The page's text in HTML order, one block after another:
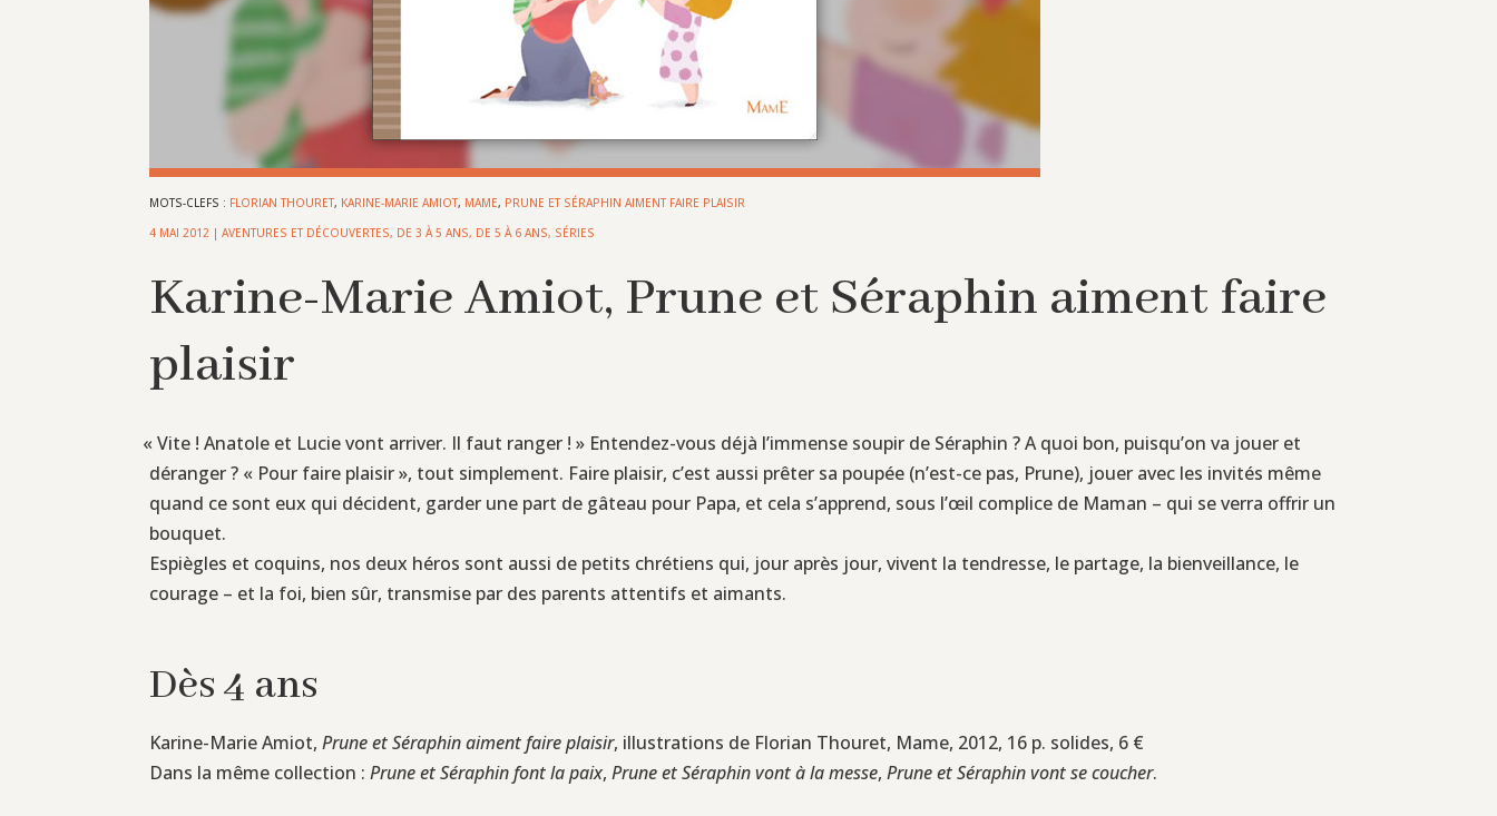
MOTS-CLEFS : FLORIAN THOURET, KARINE-MARIE AMIOT, MAME, PRUNE ET SÉRAPHIN AIMENT FAIRE PLAISIR
4 MAI 2012 |AVENTURES ET DÉCOUVERTES, DE 3 À 5 ANS, DE 5 À 6 ANS, SÉRIES
Karine-Marie Amiot, Prune et Séraphin aiment faire
plaisir
« Vite ! Anatole et Lucie vont arriver. Il faut ranger ! » Entendez-vous déjà l’immense soupir de Séraphin ? A quoi bon, puisqu’on va jouer et
déranger ? « Pour faire plaisir », tout simplement. Faire plaisir, c’est aussi prêter sa poupée (n’est-ce pas, Prune), jouer avec les invités même
quand ce sont eux qui décident, garder une part de gâteau pour Papa, et cela s’apprend, sous l’œil complice de Maman – qui se verra offrir un
bouquet.
Espiègles et coquins, nos deux héros sont aussi de petits chrétiens qui, jour après jour, vivent la tendresse, le partage, la bienveillance, le
courage – et la foi, bien sûr, transmise par des parents attentifs et aimants.
Dès 4 ans
Karine-Marie Amiot,Prune et Séraphin aiment faire plaisir, illustrations de Florian Thouret, Mame, 2012, 16 p. solides, 6 €
Dans la même collection :Prune et Séraphin font la paix,Prune et Séraphin vont à la messe,Prune et Séraphin vont se coucher.